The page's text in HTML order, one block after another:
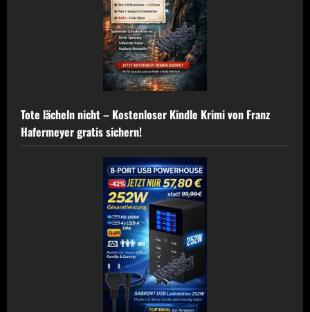
Tote lächeln nicht – Kostenloser Kindle Krimi von Franz
Hafermeyer gratis sichern!